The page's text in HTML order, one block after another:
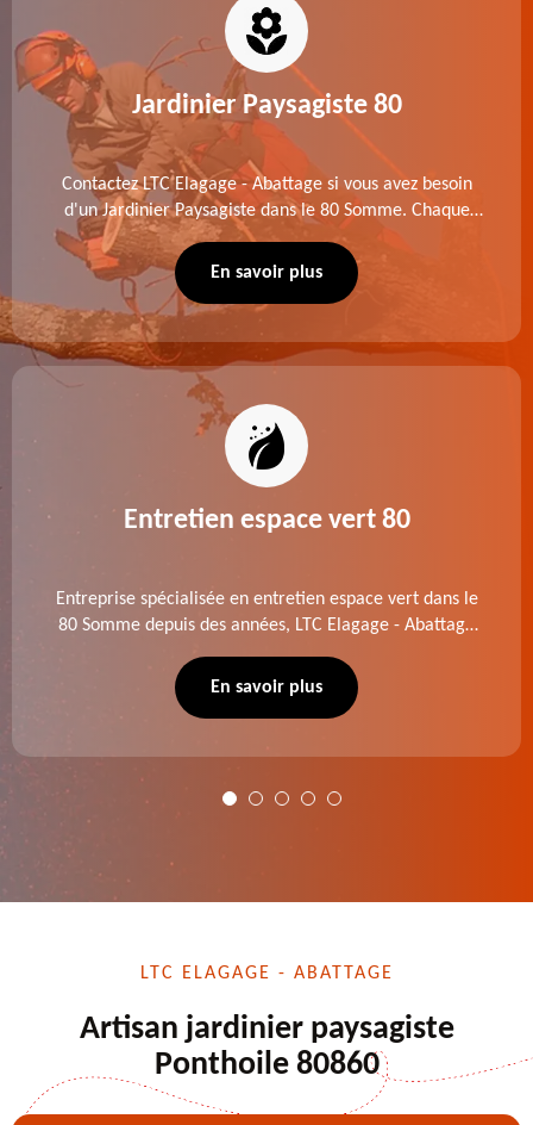
Jardinier Paysagiste 80
Contactez LTC Elagage - Abattage si vous avez besoin
d'un Jardinier Paysagiste dans le 80 Somme. Chaque
intervention est exécutée selon les normes en vigueur.
Découvrez un extérieur exceptionnel grâce à notre
En savoir plus
Entretien espace vert 80
Entreprise spécialisée en entretien espace vert dans le
80 Somme depuis des années, LTC Elagage - Abattage
de dessouchage et autre. Devis offert.
En savoir plus
LTC ELAGAGE - ABATTAGE
Artisan jardinier paysagiste
Ponthoile 80860